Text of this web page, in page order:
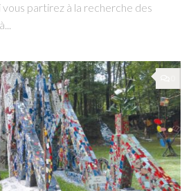
partirez à la recherche des